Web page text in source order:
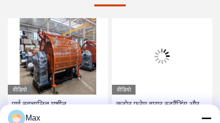
वीडियो
पूर्ण स्वचालित मशीन
जेएलके-6+12+18+24/500
वीडियो
कठोर फ्रेम वायर स्ट्रैंडिंग और
Max